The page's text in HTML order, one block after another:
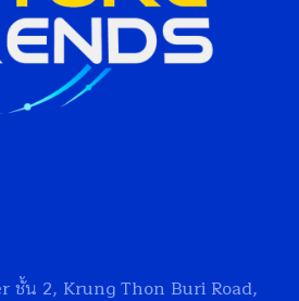
ชั้น 2, Krung Thon Buri Road,